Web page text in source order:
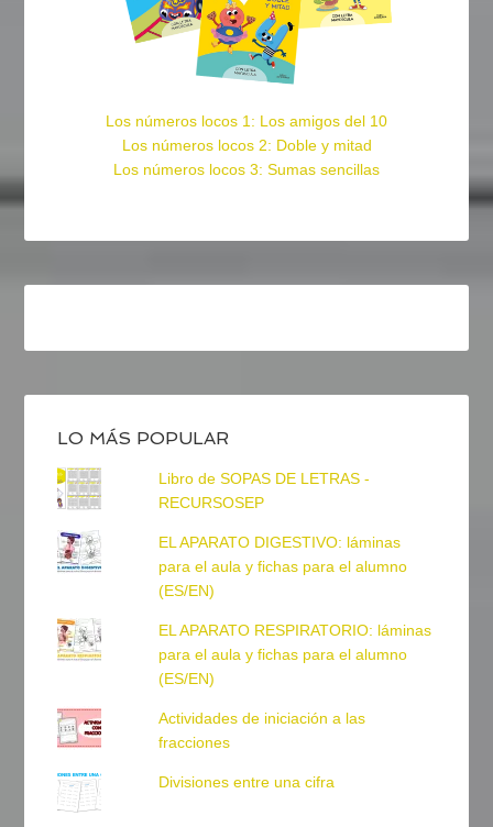
Los números locos 1: Los amigos del 10
Los números locos 2: Doble y mitad
Los números locos 3: Sumas sencillas
LO MÁS POPULAR
Libro de SOPAS DE LETRAS -
RECURSOSEP
EL APARATO DIGESTIVO: láminas
para el aula y fichas para el alumno
(ES/EN)
EL APARATO RESPIRATORIO: láminas
para el aula y fichas para el alumno
(ES/EN)
Actividades de iniciación a las
fracciones
Divisiones entre una cifra